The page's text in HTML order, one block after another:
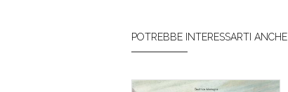
POTREBBE INTERESSARTI ANCHE